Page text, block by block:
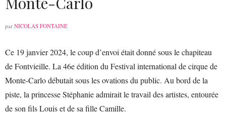
par NICOLAS FONTAINE
Ce 19 janvier 2024, le coup d’envoi était donné sous le chapiteau
de Fontvieille. La 46e édition du Festival international de cirque de
Monte-Carlo débutait sous les ovations du public. Au bord de la
piste, la princesse Stéphanie admirait le travail des artistes, entourée
de son fils Louis et de sa fille Camille.